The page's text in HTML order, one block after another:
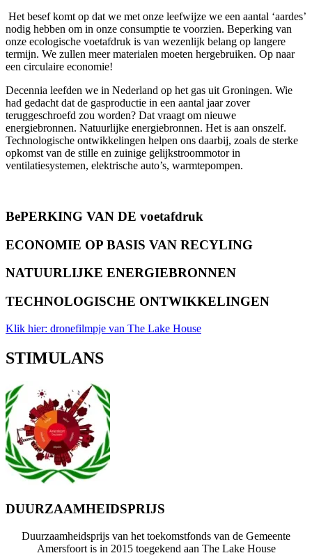
Het besef komt op dat we met onze leefwijze we een aantal ‘aardes’
nodig hebben om in onze consumptie te voorzien. Beperking van
onze ecologische voetafdruk is van wezenlijk belang op langere
termijn. We zullen meer materialen moeten hergebruiken. Op naar
een circulaire economie!
Decennia leefden we in Nederland op het gas uit Groningen. Wie
had gedacht dat de gasproductie in een aantal jaar zover
teruggeschroefd zou worden? Dat vraagt om nieuwe
energiebronnen. Natuurlijke energiebronnen. Het is aan onszelf.
Technologische ontwikkelingen helpen ons daarbij, zoals de sterke
opkomst van de stille en zuinige gelijkstroommotor in
ventilatiesystemen, elektrische auto’s, warmtepompen.
BePERKING VAN DE voetafdruk
ECONOMIE OP BASIS VAN RECYLING
NATUURLIJKE ENERGIEBRONNEN
TECHNOLOGISCHE ONTWIKKELINGEN
Klik hier: dronefilmpje van The Lake House
STIMULANS
DUURZAAMHEIDSPRIJS
Duurzaamheidsprijs van het toekomstfonds van de Gemeente
Amersfoort is in 2015 toegekend aan The Lake House